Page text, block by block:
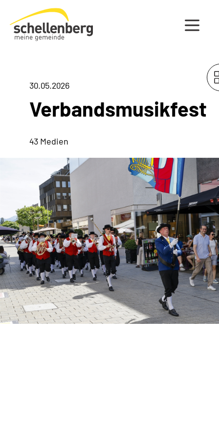
Gemeinde Schellenberg Startseite
30.05.2026
Verbandsmusikfest
43 Medien